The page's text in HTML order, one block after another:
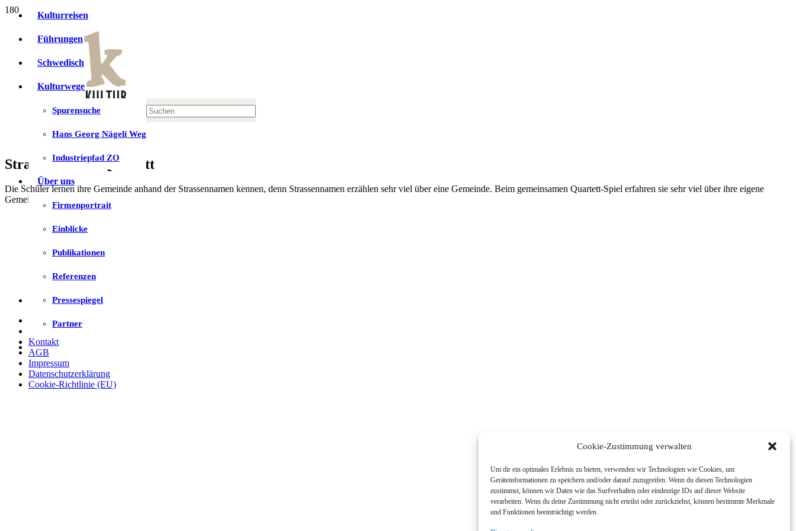
Cookie-Zustimmung verwalten
Um dir ein optimales Erlebnis zu bieten, verwenden wir Technologien wie Cookies, um
Geräteinformationen zu speichern und/oder darauf zuzugreifen. Wenn du diesen Technologien
zustimmst, können wir Daten wie das Surfverhalten oder eindeutige IDs auf dieser Website
verarbeiten. Wenn du deine Zustimmung nicht erteilst oder zurückziehst, können bestimmte Merkmale
und Funktionen beeinträchtigt werden.
Kulturreisen
Führungen
Schwedisch
Kulturwege
Spurensuche
Hans Georg Nägeli Weg
Industriepfad ZO
Über uns
Firmenportrait
Einblicke
Publikationen
Referenzen
Pressespiegel
Partner
Strassennamen-Quartett
Die Schüler lernen ihre Gemeinde anhand der Strassennamen kennen, denn Strassennamen erzählen sehr viel über eine Gemeinde. Beim gemeinsamen Quartett-Spiel erfahren sie sehr viel über ihre eigene
Gemeinde.
Newsletter abonnieren
Home
Einblicke
Kontakt
AGB
Impressum
Datenschutzerklärung
Cookie-Richtlinie (EU)